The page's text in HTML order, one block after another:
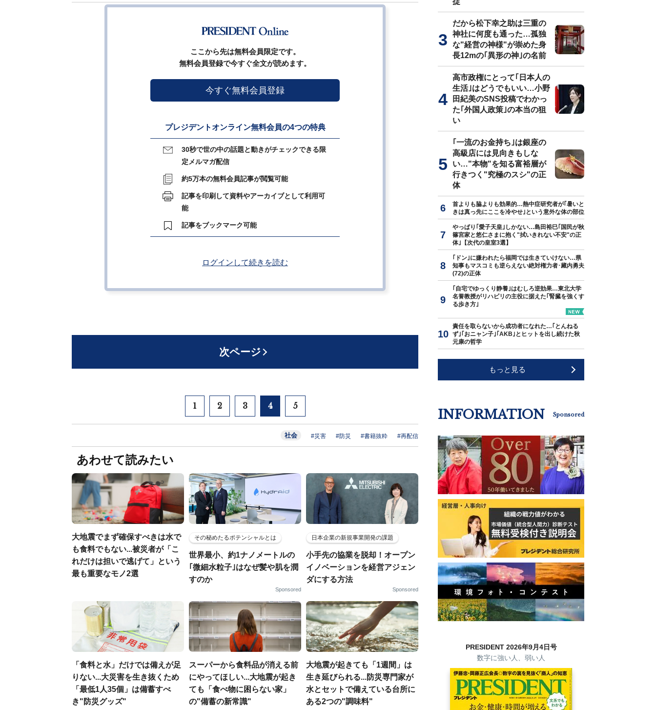
ここから先は無料会員限定です。
無料会員登録で今すぐ全文が読めます。
今すぐ無料会員登録
プレジデントオンライン無料会員の4つの特典
30秒で世の中の話題と動きがチェックできる限
定メルマガ配信
約5万本の無料会員記事が閲覧可能
記事を印刷して資料やアーカイブとして利用可
能
記事をブックマーク可能
ログインして続きを読む
次ページ
1 2 3 4 5
社会 #災害 #防災 #書籍抜粋 #再配信
あわせて読みたい
大地震でまず確保すべきは水で
も食料でもない...被災者が「こ
れだけは担いで逃げて」という
最も重要なモノ2選
その秘めたるポテンシャルとは
世界最小、約1ナノメートルの
｢微細水粒子｣はなぜ髪や肌を潤
すのか
Sponsored
日本企業の新規事業開発の課題
小手先の協業を脱却！オープン
イノベーションを経営アジェン
ダにする方法
Sponsored
「食料と水」だけでは備えが足
りない...大災害を生き抜くため
「最低1人35個」は備蓄すべ
き"防災グッズ"
スーパーから食料品が消える前
にやってほしい...大地震が起き
ても「食べ物に困らない家」
の"備蓄の新常識"
大地震が起きても「1週間」は
生き延びられる...防災専門家が
水とセットで備えている台所に
ある2つの"調味料"
だから松下幸之助は三重の
神社に何度も通った…孤独
な"経営の神様"が崇めた身
長12mの｢異形の神｣の名前
高市政権にとって｢日本人の
生活｣はどうでもいい…小野
田紀美のSNS投稿でわかっ
た｢外国人政策｣の本当の狙
い
｢一流のお金持ち｣は銀座の
高級店には見向きもしな
い…"本物"を知る富裕層が
行きつく"究極のスシ"の正
体
首よりも脇よりも効果的…熱中症研究者が｢暑いと
きは真っ先にここを冷やせ｣という意外な体の部位
やっぱり｢愛子天皇｣しかない…島田裕巳｢国民が秋
篠宮家と悠仁さまに抱く"拭いきれない不安"の正
体｣【次代の皇室3選】
｢ドン｣に嫌われたら福岡では生きていけない…県
知事もマスコミも逆らえない絶対権力者･藏内勇夫
(72)の正体
｢自宅でゆっくり静養｣はむしろ逆効果…東北大学
名誉教授がリハビリの主役に据えた｢腎臓を強くす
る歩き方｣
責任を取らないから成功者になれた…｢とんねる
ず｣｢おニャン子｣｢AKB｣とヒットを出し続けた秋
元康の哲学
もっと見る
INFORMATION Sponsored
PRESIDENT 2026年9月4日号
数字に強い人、弱い人